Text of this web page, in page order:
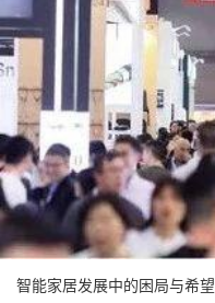
智能家居发展中的困局与希望